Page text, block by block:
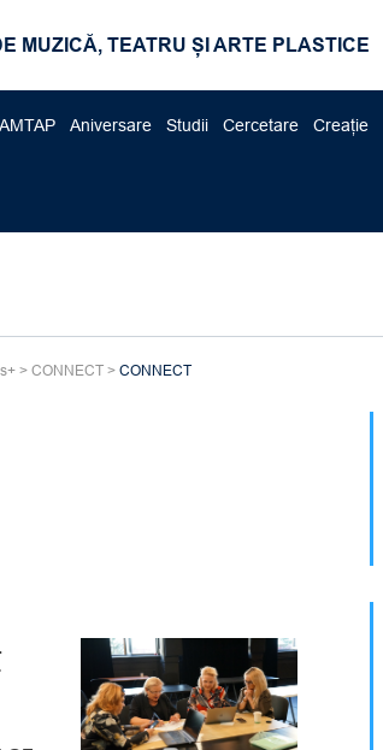
MUZICĂ, TEATRU ȘI ARTE PLASTICE
Aniversare Studii Cercetare Creație
> CONNECT > CONNECT